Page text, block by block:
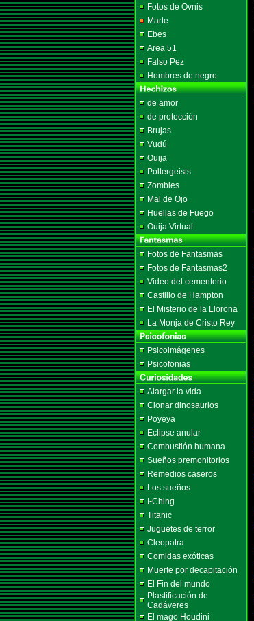
Fotos de Ovnis
Marte
Ebes
Area 51
Falso Pez
Hombres de negro
de amor
de protección
Brujas
Vudú
Ouija
Poltergeists
Zombies
Mal de Ojo
Huellas de Fuego
Ouija Virtual
Fotos de Fantasmas
Fotos de Fantasmas2
Video del cementerio
Castillo de Hampton
El Misterio de la Llorona
La Monja de Cristo Rey
Psicoimágenes
Psicofonias
Alargar la vida
Clonar dinosaurios
Poyeya
Eclipse anular
Combustión humana
Sueños premonitorios
Remedios caseros
Los sueños
I-Ching
Titanic
Juguetes de terror
Cleopatra
Comidas exóticas
Muerte por decapitación
El Fin del mundo
Plastificación de
Cadáveres
El mago Houdini